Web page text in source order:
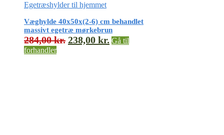
Egetræshylder til hjemmet
Væghylde 40x50x(2-6) cm behandlet
massivt egetræ mørkebrun
284,00kr. 238,00 kr. Gå til
forhandler